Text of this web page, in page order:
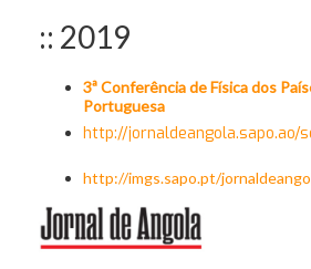
:: 2019
3ª Conferência de Física dos
Portuguesa
http://jornaldeangola.sapo.ao/
http://imgs.sapo.pt/